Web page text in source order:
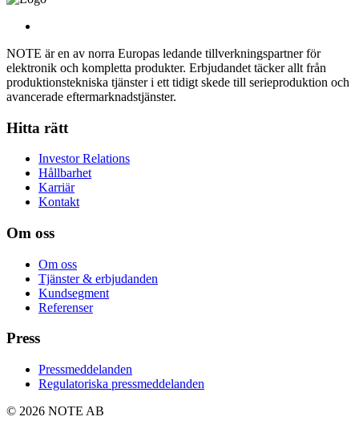
NOTE är en av norra Europas ledande tillverkningspartner för
elektronik och kompletta produkter. Erbjudandet täcker allt från
produktionstekniska tjänster i ett tidigt skede till serieproduktion och
avancerade eftermarknadstjänster.
Hitta rätt
Investor Relations
Hållbarhet
Karriär
Kontakt
Om oss
Om oss
Tjänster & erbjudanden
Kundsegment
Referenser
Press
Pressmeddelanden
Regulatoriska pressmeddelanden
© 2026 NOTE AB